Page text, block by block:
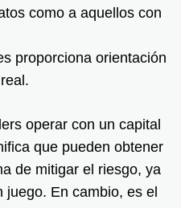
como a aquellos con
proporciona orientación
operar con un capital
que pueden obtener
de mitigar el riesgo, ya
En cambio, es el